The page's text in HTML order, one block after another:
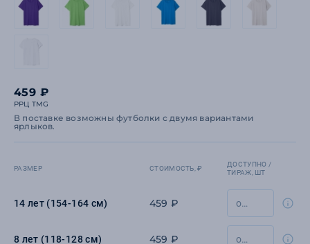
459 ₽
РРЦ TMG
В поставке возможны футболки с двумя вариантами
ярлыков.
РАЗМЕР СТОИМОСТЬ, ₽
ДОСТУПНО /
ТИРАЖ, ШТ
14 лет (154-164 см) 459 ₽
8 лет (118-128 см) 459 ₽